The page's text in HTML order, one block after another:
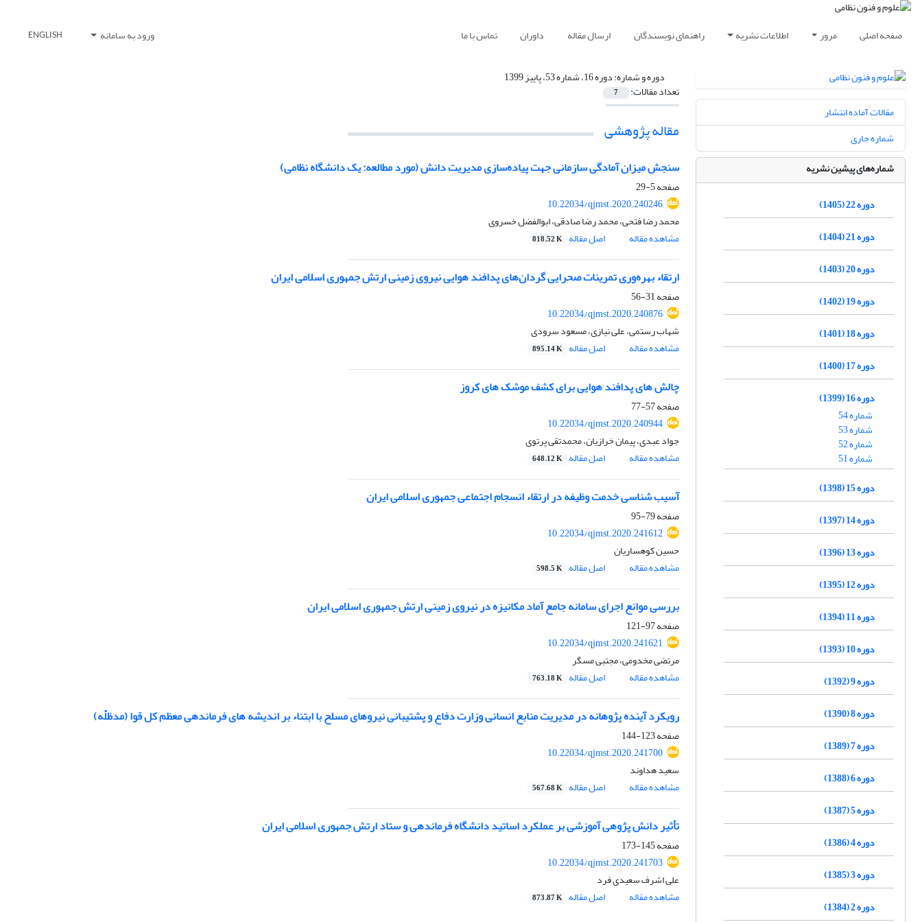
صفحه اصلی مرور اطلاعات نشریه راهنمای نویسندگان ارسال مقاله داوران تماس با ما ورود به سامانه ENGLISH
دوره و شماره:دوره 16، شماره 53، پاییز 1399
تعداد مقالات: 7
مقاله پژوهشی
سنجش میزان آمادگی سازمانی جهت پیاده‌سازی مدیریت دانش (مورد مطالعه: یک دانشگاه نظامی)
صفحه5-29
10.22034/qjmst.2020.240246
محمد رضا فتحی، محمد رضا صادقی، ابوالفضل خسروی
مشاهده مقاله
اصل مقاله 818.52 K
ارتقاء بهره‌وری تمرینات صحرایی گردان‌های پدافند هوایی نیروی زمینی ارتش جمهوری اسلامی ایران
صفحه31-56
10.22034/qjmst.2020.240876
شهاب رستمی، علی نیازی، مسعود سرودی
مشاهده مقاله
اصل مقاله 895.14 K
چالش های پدافند هوایی برای کشف موشک های کروز
صفحه57-77
10.22034/qjmst.2020.240944
جواد عبدی، پیمان خرازیان، محمدتقی پرتوی
مشاهده مقاله
اصل مقاله 648.12 K
آسیب شناسی خدمت وظیفه در ارتقاء انسجام اجتماعی جمهوری اسلامی ایران
صفحه79-95
10.22034/qjmst.2020.241612
حسین کوهساریان
مشاهده مقاله
اصل مقاله 598.5 K
بررسی موانع اجرای سامانه جامع آماد مکانیزه در نیروی زمینی ارتش جمهوری اسلامی ایران
صفحه97-121
10.22034/qjmst.2020.241621
مرتضی مخدومی، مجتبی مسگر
مشاهده مقاله
اصل مقاله 763.18 K
رویکرد آینده پژوهانه در مدیریت منابع انسانی وزارت دفاع و پشتیبانی نیروهای مسلح با ابتناء بر اندیشه های فرماندهی معظم کل قوا (مدظلّه)
صفحه123-144
10.22034/qjmst.2020.241700
سعید هداوند
مشاهده مقاله
اصل مقاله 567.68 K
تأثیر دانش‏ ‏پژوهی آموزشی بر عملکرد اساتید دانشگاه فرماندهی و ستاد ارتش جمهوری اسلامی ایران
صفحه145-173
10.22034/qjmst.2020.241703
علی اشرف سعیدی فرد
مشاهده مقاله
اصل مقاله 873.87 K
مقالات آماده انتشار
شماره جاری
شماره‌های پیشین نشریه
دوره 22 (1405)
دوره 21 (1404)
دوره 20 (1403)
دوره 19 (1402)
دوره 18 (1401)
دوره 17 (1400)
دوره 16 (1399)
شماره 54
شماره 53
شماره 52
شماره 51
دوره 15 (1398)
دوره 14 (1397)
دوره 13 (1396)
دوره 12 (1395)
دوره 11 (1394)
دوره 10 (1393)
دوره 9 (1392)
دوره 8 (1390)
دوره 7 (1389)
دوره 6 (1388)
دوره 5 (1387)
دوره 4 (1386)
دوره 3 (1385)
دوره 2 (1384)